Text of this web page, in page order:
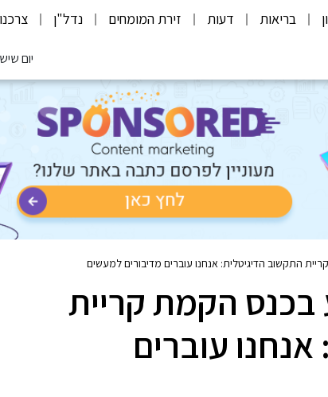
בריאות דעות זירת המומחים נדל"ן
יום שישי,
התקשוב הדיגיטלית: אנחנו עוברים מדיבורים למעשים
הקמת קריית
עוברים